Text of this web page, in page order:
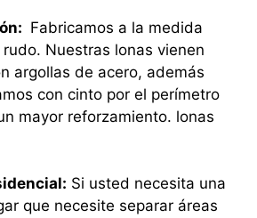
Fabricamos a la medida
Nuestras lonas vienen
argollas de acero, además
con cinto por el perímetro
mayor reforzamiento. lonas
Si usted necesita una
que necesite separar áreas